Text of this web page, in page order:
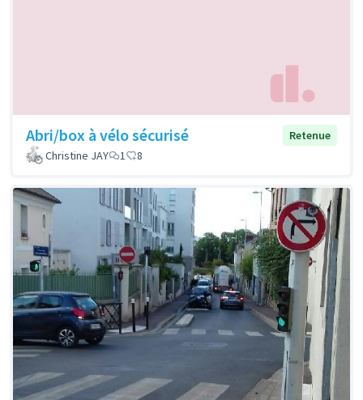
Abri/box à vélo sécurisé
Retenue
Christine JAY
1 8